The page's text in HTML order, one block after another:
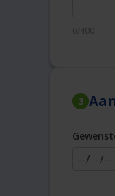
0/400
3